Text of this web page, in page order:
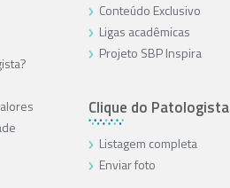
Conteúdo Exclusivo
Ligas acadêmicas
Projeto SBP Inspira
Clique do Patologista
Listagem completa
Enviar foto